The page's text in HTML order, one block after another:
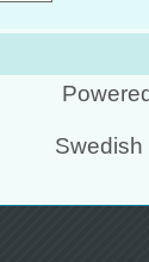
Swedish